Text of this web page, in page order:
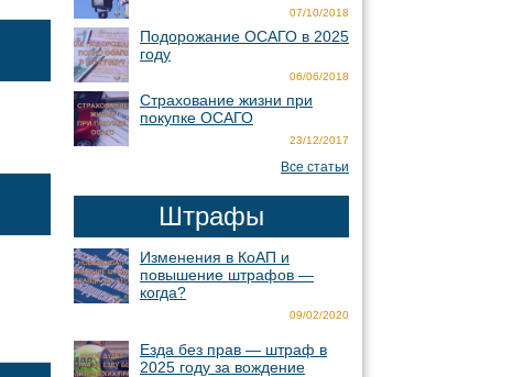
07/10/2018
Подорожание ОСАГО в 2025
году
06/06/2018
Страхование жизни при
покупке ОСАГО
23/12/2017
Все статьи
Штрафы
Изменения в КоАП и
повышение штрафов —
когда?
09/02/2020
Езда без прав — штраф в
2025 году за вождение